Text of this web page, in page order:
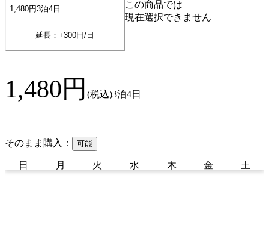
1,480円3泊4日
延長：+300円/日
この商品では
現在選択できません
1,480円 (税込)3泊4日
そのまま購入： 可能
日 月 火 水 木 金 土